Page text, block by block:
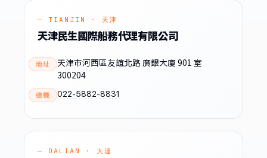
— TIANJIN · 天津
天津民生國際船務代理有限公司
地址
天津市河西區友誼北路 廣銀大廈 901 室
300204
總機 022-5882-8831
— DALIAN · 大連